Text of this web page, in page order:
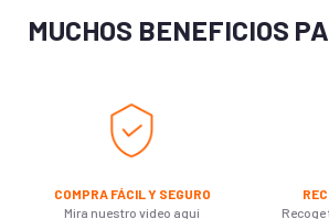
MUCHOS BENEFICIOS
COMPRA FÁCIL Y SEGURO
Mira nuestro video aquí